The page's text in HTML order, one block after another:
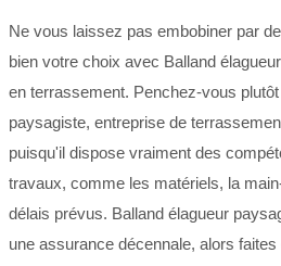
Ne vous laissez pas embobiner par
bien votre choix avec Balland
en terrassement. Penchez-vous
paysagiste, entreprise de
puisqu'il dispose vraiment des
travaux, comme les matériels, la
délais prévus. Balland élagueur
une assurance décennale, alors